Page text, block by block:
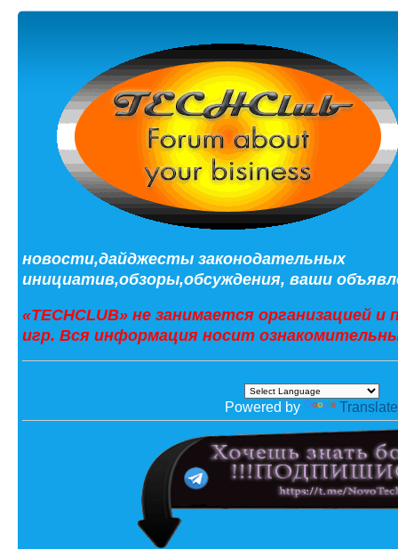
новости,дайджесты законодательных
инициатив,обзоры,обсуждения, ваши
«TECHCLUB» не занимается организацией
игр. Вся информация носит
Powered by Translate